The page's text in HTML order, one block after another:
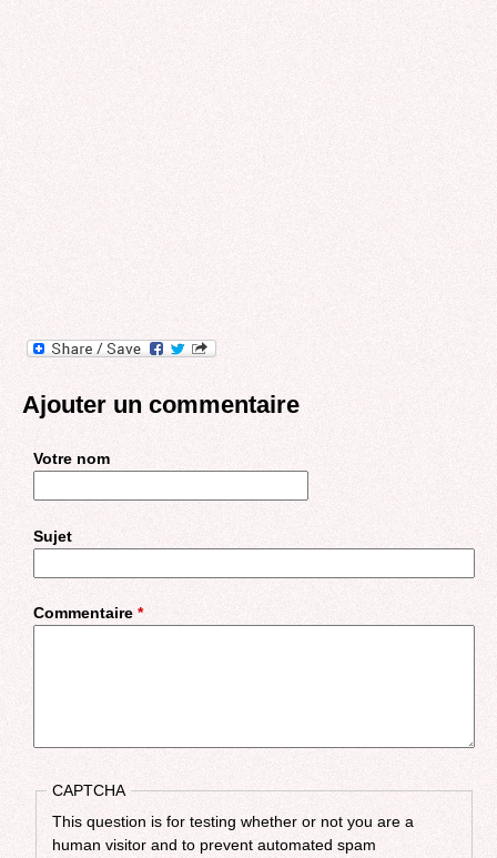
Ajouter un commentaire
Votre nom
Sujet
Commentaire *
CAPTCHA
This question is for testing whether or not you are a
human visitor and to prevent automated spam